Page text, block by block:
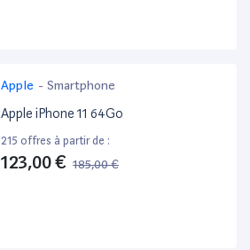
Apple - Smartphone
Apple iPhone 11 64Go
215 offres à partir de :
123,00 € 185,00 €